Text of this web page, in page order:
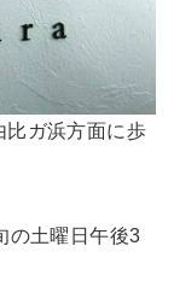
比ガ浜方面に歩
の土曜日午後3